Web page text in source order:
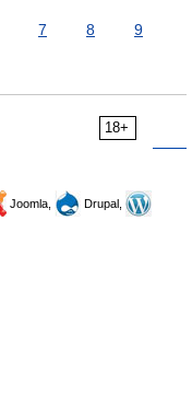
7 8
9
18+
Joomla,
Drupal,